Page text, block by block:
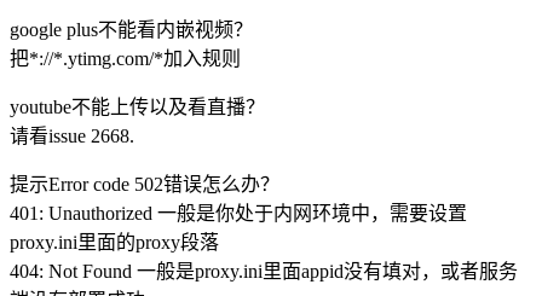
google plus不能看内嵌视频？
把*://*.ytimg.com/*加入规则
youtube不能上传以及看直播？
请看issue 2668.
提示Error code 502错误怎么办？
401: Unauthorized 一般是你处于内网环境中，需要设置
proxy.ini里面的proxy段落
404: Not Found 一般是proxy.ini里面appid没有填对，或者服务